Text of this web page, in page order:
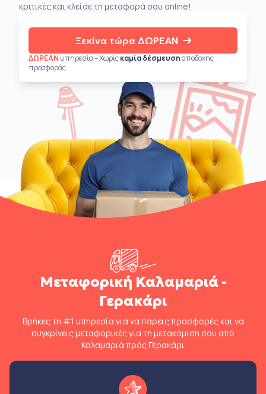
κριτικές και κλείσε τη μεταφορά σου online!
Ξεκίνα τώρα ΔΩΡΕΑΝ
ΔΩΡΕΑΝ υπηρεσία – Χωρίςκαμία δέσμευσηαποδοχής
προσφοράς
Μεταφορική Καλαμαριά -
Γερακάρι
Βρήκες τη #1 υπηρεσία για να πάρεις προσφορές και να
συγκρίνεις μεταφορικές για τη μετακόμιση σου από
Καλαμαριά πρός Γερακάρι